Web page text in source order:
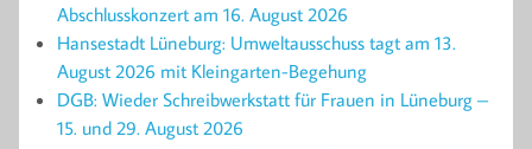
Abschlusskonzert am 16. August 2026
Hansestadt Lüneburg: Umweltausschuss tagt am 13.
August 2026 mit Kleingarten-Begehung
DGB: Wieder Schreibwerkstatt für Frauen in Lüneburg –
15. und 29. August 2026